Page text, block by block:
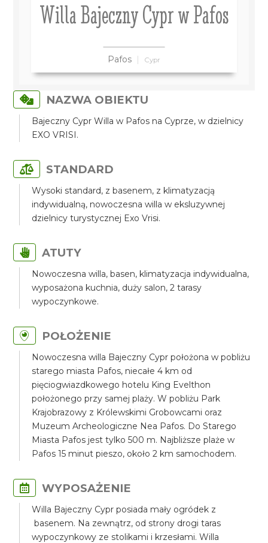
Willa Bajeczny Cypr w Pafos
Pafos Cypr
NAZWA OBIEKTU
Bajeczny Cypr Willa w Pafos na Cyprze, w dzielnicy
EXO VRISI.
STANDARD
Wysoki standard, z basenem, z klimatyzacją
indywidualną, nowoczesna willa w eksluzywnej
dzielnicy turystycznej Exo Vrisi.
ATUTY
Nowoczesna willa, basen, klimatyzacja indywidualna,
wyposażona kuchnia, duży salon, 2 tarasy
wypoczynkowe.
POŁOŻENIE
Nowoczesna willa Bajeczny Cypr położona w pobliżu
starego miasta Pafos, niecałe 4 km od
pięciogwiazdkowego hotelu King Evelthon
położonego przy samej plaży. W pobliżu Park
Krajobrazowy z Królewskimi Grobowcami oraz
Muzeum Archeologiczne Nea Pafos. Do Starego
Miasta Pafos jest tylko 500 m. Najbliższe plaże w
Pafos 15 minut pieszo, około 2 km samochodem.
WYPOSAŻENIE
Willa Bajeczny Cypr posiada mały ogródek z
basenem. Na zewnątrz, od strony drogi taras
wypoczynkowy ze stolikami i krzesłami. Willa